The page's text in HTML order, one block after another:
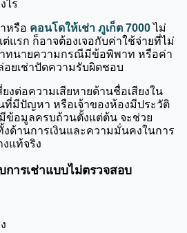
ไร
หรือ คอนโดให้เช่า ภูเก็ต 7000 ไม่
ต่แรก ก็อาจต้องเจอกับค่าใช้จ่ายที่ไม่
ทนายความกรณีมีข้อพิพาท หรือค่า
ยเช่าปัดความรับผิดชอบ
งต่อความเสียหายด้านชื่อเสียงใน
มีปัญหา หรือเจ้าของห้องมีประวัติ
ข้อมูลครบถ้วนตั้งแต่ต้น จะช่วย
ด้านการเงินและความมั่นคงในการ
งแท้จริง
การเช่าแบบไม่ตรวจสอบ